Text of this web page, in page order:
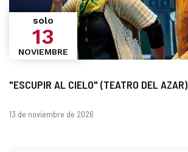
"ESCUPIR AL CIELO" (TEATRO DEL AZAR)
solo
13
NOVIEMBRE
Fechas
13 de noviembre de 2026